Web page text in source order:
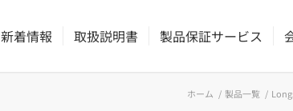
新着情報 取扱説明書 製品保証サービス
ホーム / 製品一覧 /